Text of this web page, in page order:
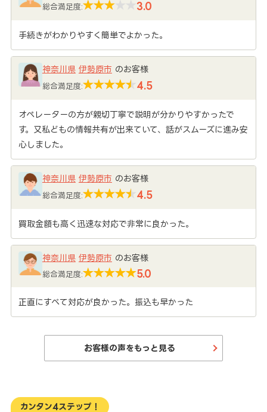
総合満足度: 3.0
手続きがわかりやすく簡単でよかった。
神奈川県 伊勢原市 のお客様
総合満足度: 4.5
オペレーターの方が親切丁寧で説明が分かりやすかったで
す。又私どもの情報共有が出来ていて、話がスムーズに進み安
心しました。
神奈川県 伊勢原市 のお客様
総合満足度: 4.5
買取金額も高く迅速な対応で非常に良かった。
神奈川県 伊勢原市 のお客様
総合満足度: 5.0
正直にすべて対応が良かった。振込も早かった
お客様の声をもっと見る
カンタン4ステップ！